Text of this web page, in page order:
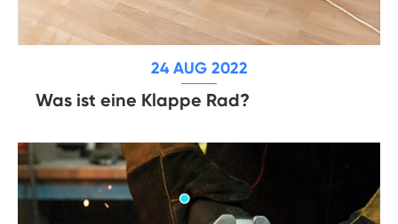
24 AUG 2022
Was ist eine Klappe Rad?